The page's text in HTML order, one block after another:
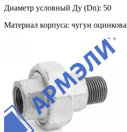
Диаметр условный Ду (Dn): 50
Материал корпуса: чугун